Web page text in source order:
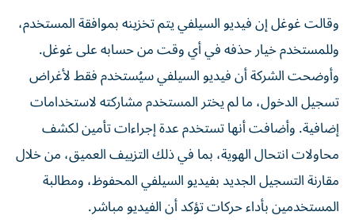
وقالت غوغل إن فيديو السيلفي يتم تخزينه بموافقة المستخدم،
وللمستخدم ⁠خيار حذفه في أي وقت من حسابه على غوغل.
وأوضحت الشركة أن فيديو السيلفي سيُستخدم فقط لأغراض
تسجيل الدخول، ​ما ‌لم يختر المستخدم مشاركته لاستخدامات
إضافية. وأضافت أنها تستخدم ‌عدة إجراءات تأمين لكشف
محاولات انتحال الهوية، بما في ذلك التزييف العميق، من خلال
مقارنة التسجيل الجديد بفيديو السيلفي المحفوظ، ‌ومطالبة
المستخدمين ‌بأداء حركات تؤكد أن الفيديو ⁠مباشر.